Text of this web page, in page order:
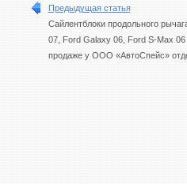
Предыдущая статья
Сайлентблоки продольного
07, Ford Galaxy 06, Ford S-Мах 06
продаже у ООО «АвтоСпейс»